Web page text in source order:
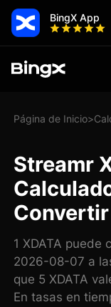
BingX App
Página de Inicio>
Streamr
Convertir
1 XDATA puede
2026-08-07 a
que 5 XDATA
En tasas en